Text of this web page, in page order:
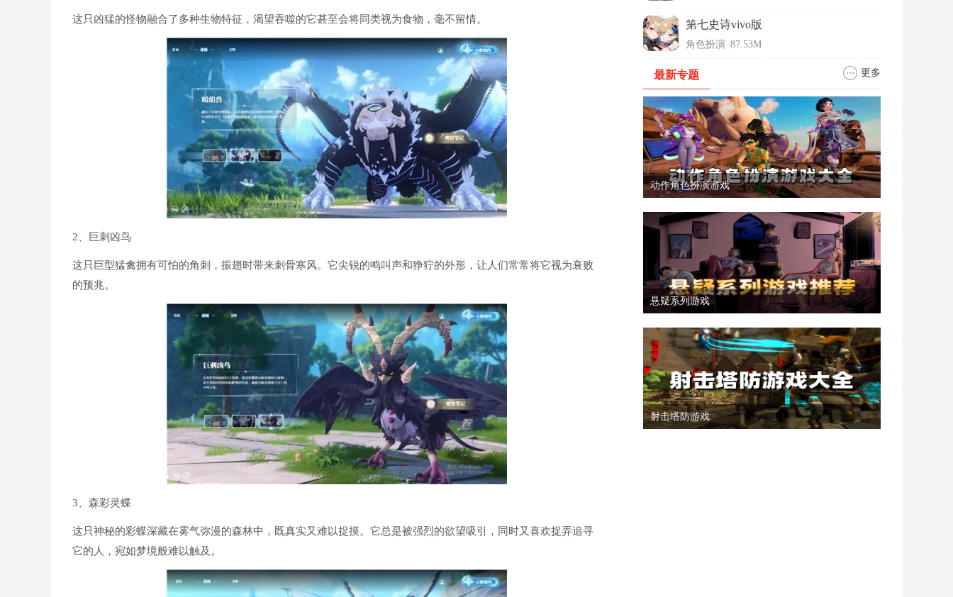
这只凶猛的怪物融合了多种生物特征，渴望吞噬的它甚至会将同类视为食物，毫不留情。
2、巨刺凶鸟
这只巨型猛禽拥有可怕的角刺，振翅时带来刺骨寒风。它尖锐的鸣叫声和狰狞的外形，让人们常常将它视为衰败
的预兆。
3、森彩灵蝶
这只神秘的彩蝶深藏在雾气弥漫的森林中，既真实又难以捉摸。它总是被强烈的欲望吸引，同时又喜欢捉弄追寻
它的人，宛如梦境般难以触及。
第七史诗vivo版
角色扮演 87.53M
最新专题 更多
动作角色扮演游戏
悬疑系列游戏
射击塔防游戏